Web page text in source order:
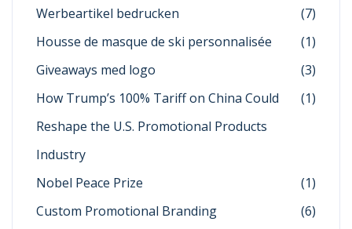
Werbeartikel bedrucken
(7)
Housse de masque de ski personnalisée
(1)
Giveaways med logo
(3)
How Trump’s 100% Tariff on China Could
Reshape the U.S. Promotional Products
Industry
(1)
Nobel Peace Prize
(1)
Custom Promotional Branding
(6)